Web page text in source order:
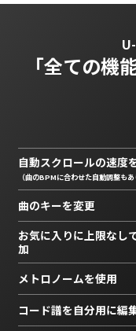
「全ての機
自動スクロールの速度
（曲のBPMに合わせた自動調整もあ
曲のキーを変更
お気に入りに上限なし
加
メトロノームを使用
コード譜を自分用に編